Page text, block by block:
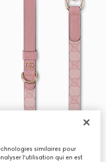
similaires pour
l'utilisation qui en est